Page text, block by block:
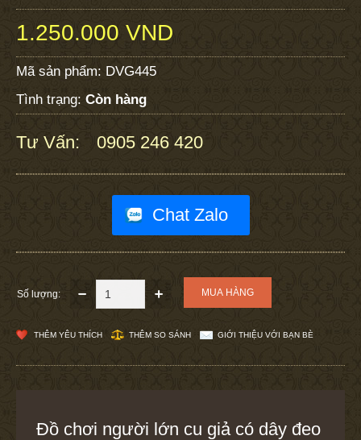
1.250.000 VND
Mã sản phẩm: DVG445
Tình trạng: Còn hàng
Tư Vấn: 0905 246 420
Chat Zalo
Số lượng:
THÊM YÊU THÍCH THÊM SO SÁNH GIỚI THIỆU VỚI BẠN BÈ
Đồ chơi người lớn cu giả có dây đeo